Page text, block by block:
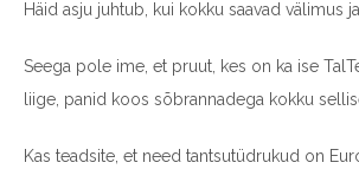
Häid asju juhtub, kui kokku saavad välimus
Seega pole ime, et pruut, kes on ka ise
liige, panid koos sõbrannadega kokku
Kas teadsite, et need tantsutüdrukud on